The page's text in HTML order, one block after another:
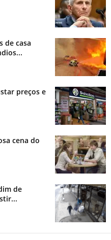
de casa
preços e
cena do
de